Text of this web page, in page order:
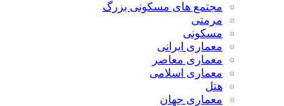
مجتمع های مسکونی بزرگ
مرمتی
مسکونی
معماری ایرانی
معماری معاصر
معماری اسلامی
هتل
معماری جهان